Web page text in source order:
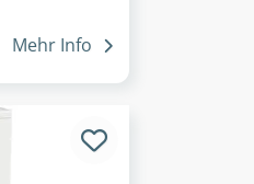
Mehr Info